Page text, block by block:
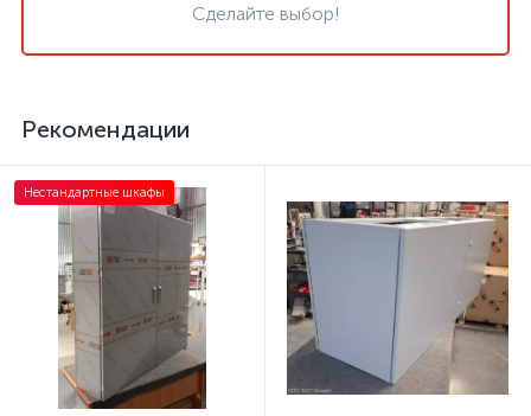
Сделайте выбор!
Рекомендации
Нестандартные шкафы